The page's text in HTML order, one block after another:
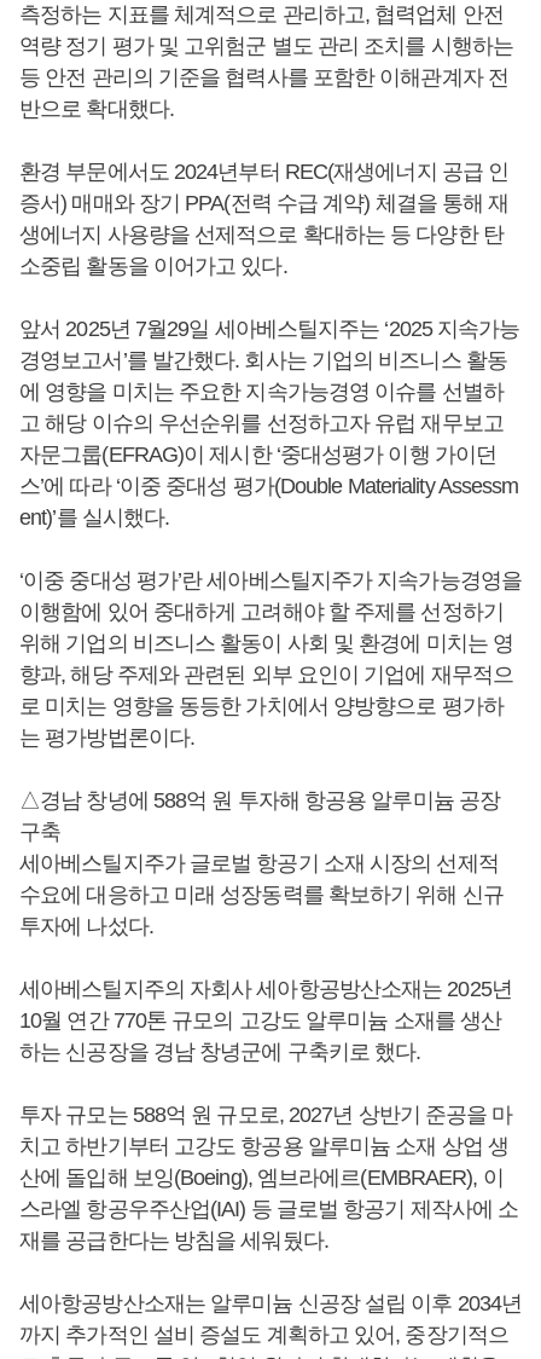
측정하는 지표를 체계적으로 관리하고, 협력업체 안전
역량 정기 평가 및 고위험군 별도 관리 조치를 시행하는
등 안전 관리의 기준을 협력사를 포함한 이해관계자 전
반으로 확대했다.
환경 부문에서도 2024년부터 REC(재생에너지 공급 인
증서) 매매와 장기 PPA(전력 수급 계약) 체결을 통해 재
생에너지 사용량을 선제적으로 확대하는 등 다양한 탄
소중립 활동을 이어가고 있다.
앞서 2025년 7월29일 세아베스틸지주는 ‘2025 지속가능
경영보고서’를 발간했다. 회사는 기업의 비즈니스 활동
에 영향을 미치는 주요한 지속가능경영 이슈를 선별하
고 해당 이슈의 우선순위를 선정하고자 유럽 재무보고
자문그룹(EFRAG)이 제시한 ‘중대성평가 이행 가이던
스’에 따라 ‘이중 중대성 평가(Double Materiality Assessm
ent)’를 실시했다.
‘이중 중대성 평가’란 세아베스틸지주가 지속가능경영을
이행함에 있어 중대하게 고려해야 할 주제를 선정하기
위해 기업의 비즈니스 활동이 사회 및 환경에 미치는 영
향과, 해당 주제와 관련된 외부 요인이 기업에 재무적으
로 미치는 영향을 동등한 가치에서 양방향으로 평가하
는 평가방법론이다.
△경남 창녕에 588억 원 투자해 항공용 알루미늄 공장
구축
세아베스틸지주가 글로벌 항공기 소재 시장의 선제적
수요에 대응하고 미래 성장동력를 확보하기 위해 신규
투자에 나섰다.
세아베스틸지주의 자회사 세아항공방산소재는 2025년
10월 연간 770톤 규모의 고강도 알루미늄 소재를 생산
하는 신공장을 경남 창녕군에 구축키로 했다.
투자 규모는 588억 원 규모로, 2027년 상반기 준공을 마
치고 하반기부터 고강도 항공용 알루미늄 소재 상업 생
산에 돌입해 보잉(Boeing), 엠브라에르(EMBRAER), 이
스라엘 항공우주산업(IAI) 등 글로벌 항공기 제작사에 소
재를 공급한다는 방침을 세워뒀다.
세아항공방산소재는 알루미늄 신공장 설립 이후 2034년
까지 추가적인 설비 증설도 계획하고 있어, 중장기적으